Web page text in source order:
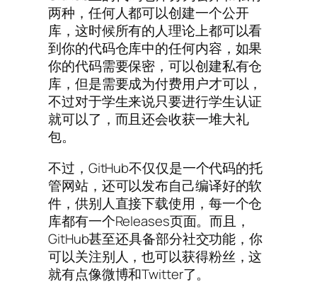
两种，任何人都可以创建一个公开
库，这时候所有的人理论上都可以看
到你的代码仓库中的任何内容，如果
你的代码需要保密，可以创建私有仓
库，但是需要成为付费用户才可以，
不过对于学生来说只要进行学生认证
就可以了，而且还会收获一堆大礼
包。
不过，GitHub不仅仅是一个代码的托
管网站，还可以发布自己编译好的软
件，供别人直接下载使用，每一个仓
库都有一个Releases页面。而且，
GitHub甚至还具备部分社交功能，你
可以关注别人，也可以获得粉丝，这
就有点像微博和Twitter了。